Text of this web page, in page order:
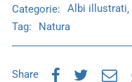
Categorie: Albi illustrati,
Tag:
Natura
Share